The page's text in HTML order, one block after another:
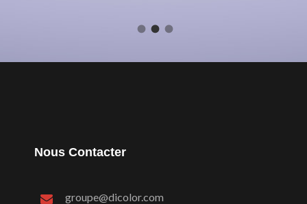
Nous Contacter
groupe@dicolor.com